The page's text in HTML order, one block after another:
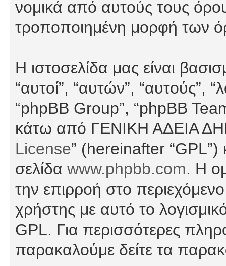
νομικά από αυτούς τους
τροποποιημένη μορφή των
Η ιστοσελίδα μας είναι
“αυτοί”, “αυτών”, “αυτούς”,
“phpBB Group”, “phpBB
κάτω από ΓΕΝΙΚΗ ΑΔΕΙΑ
License” (hereinafter “GPL”)
σελίδα www.phpbb.com. Η
την επιρροή στο
χρήστης με αυτό το
GPL. Για περισσότερες
παρακαλούμε δείτε τα